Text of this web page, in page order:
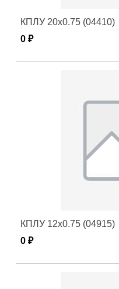
КПЛУ 20х0.75 (04410)
0 ₽
КПЛУ 12х0.75 (04915)
0 ₽